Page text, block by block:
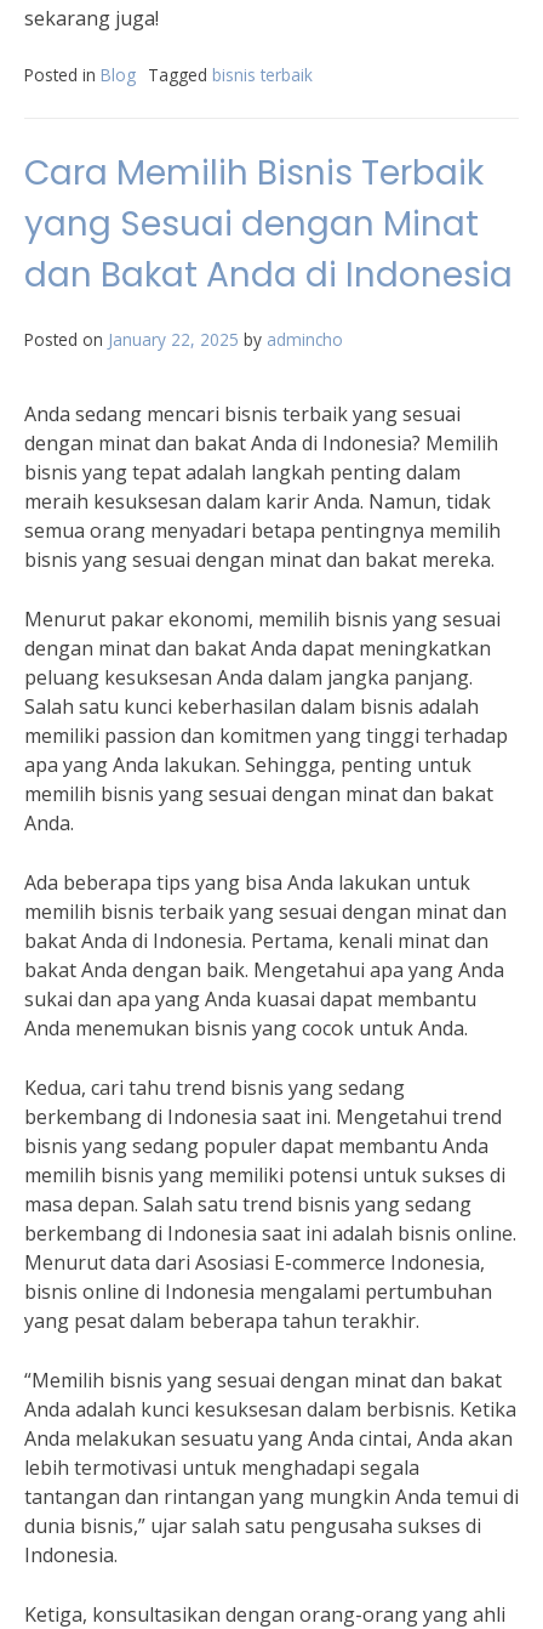
sekarang juga!
Posted in Blog Tagged bisnis terbaik
Cara Memilih Bisnis Terbaik
yang Sesuai dengan Minat
dan Bakat Anda di Indonesia
Posted on January 22, 2025 by admincho
Anda sedang mencari bisnis terbaik yang sesuai
dengan minat dan bakat Anda di Indonesia? Memilih
bisnis yang tepat adalah langkah penting dalam
meraih kesuksesan dalam karir Anda. Namun, tidak
semua orang menyadari betapa pentingnya memilih
bisnis yang sesuai dengan minat dan bakat mereka.
Menurut pakar ekonomi, memilih bisnis yang sesuai
dengan minat dan bakat Anda dapat meningkatkan
peluang kesuksesan Anda dalam jangka panjang.
Salah satu kunci keberhasilan dalam bisnis adalah
memiliki passion dan komitmen yang tinggi terhadap
apa yang Anda lakukan. Sehingga, penting untuk
memilih bisnis yang sesuai dengan minat dan bakat
Anda.
Ada beberapa tips yang bisa Anda lakukan untuk
memilih bisnis terbaik yang sesuai dengan minat dan
bakat Anda di Indonesia. Pertama, kenali minat dan
bakat Anda dengan baik. Mengetahui apa yang Anda
sukai dan apa yang Anda kuasai dapat membantu
Anda menemukan bisnis yang cocok untuk Anda.
Kedua, cari tahu trend bisnis yang sedang
berkembang di Indonesia saat ini. Mengetahui trend
bisnis yang sedang populer dapat membantu Anda
memilih bisnis yang memiliki potensi untuk sukses di
masa depan. Salah satu trend bisnis yang sedang
berkembang di Indonesia saat ini adalah bisnis online.
Menurut data dari Asosiasi E-commerce Indonesia,
bisnis online di Indonesia mengalami pertumbuhan
yang pesat dalam beberapa tahun terakhir.
“Memilih bisnis yang sesuai dengan minat dan bakat
Anda adalah kunci kesuksesan dalam berbisnis. Ketika
Anda melakukan sesuatu yang Anda cintai, Anda akan
lebih termotivasi untuk menghadapi segala
tantangan dan rintangan yang mungkin Anda temui di
dunia bisnis,” ujar salah satu pengusaha sukses di
Indonesia.
Ketiga, konsultasikan dengan orang-orang yang ahli